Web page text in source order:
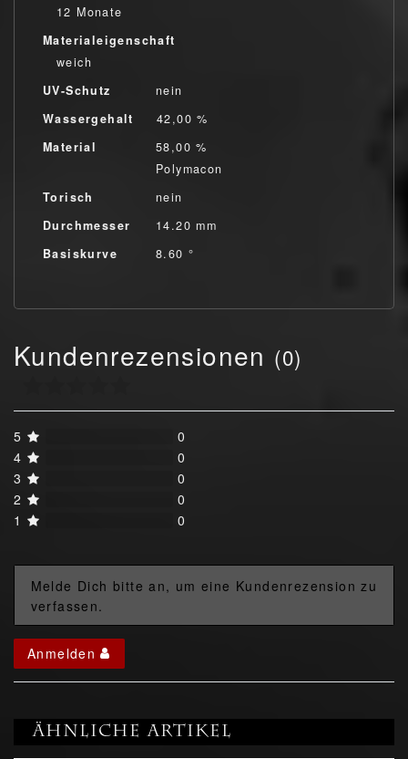
12 Monate
Materialeigenschaft
weich
UV-Schutz
nein
Wassergehalt
42,00 %
Material
58,00 %
Polymacon
Torisch
nein
Durchmesser
14.20 mm
Basiskurve
8.60 °
Kundenrezensionen (0)
5
0
4
0
3
0
2
0
1
0
Melde Dich bitte an, um eine Kundenrezension zu
verfassen.
Anmelden
Ähnliche Artikel